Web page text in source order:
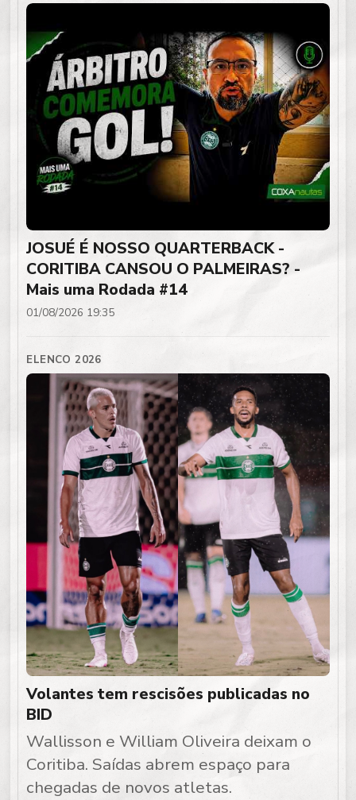
JOSUÉ É NOSSO QUARTERBACK -
CORITIBA CANSOU O PALMEIRAS? -
Mais uma Rodada #14
01/08/2026 19:35
ELENCO 2026
Volantes tem rescisões publicadas no
BID
Wallisson e William Oliveira deixam o
Coritiba. Saídas abrem espaço para
chegadas de novos atletas.